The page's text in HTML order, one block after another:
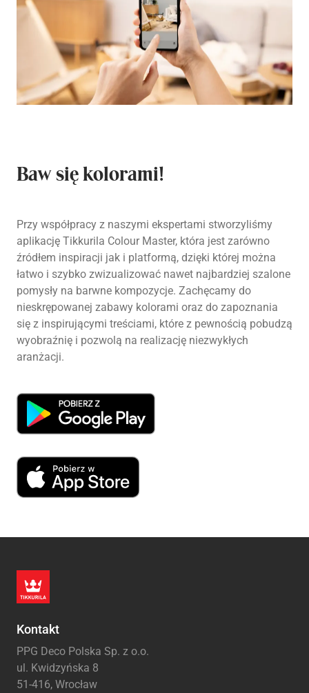
Baw się kolorami!
Przy współpracy z naszymi ekspertami stworzyliśmy
aplikację Tikkurila Colour Master, która jest zarówno
źródłem inspiracji jak i platformą, dzięki której można
łatwo i szybko zwizualizować nawet najbardziej szalone
pomysły na barwne kompozycje. Zachęcamy do
nieskrępowanej zabawy kolorami oraz do zapoznania
się z inspirującymi treściami, które z pewnością pobudzą
wyobraźnię i pozwolą na realizację niezwykłych
aranżacji.
Kontakt
PPG Deco Polska Sp. z o.o.
ul. Kwidzyńska 8
51-416, Wrocław